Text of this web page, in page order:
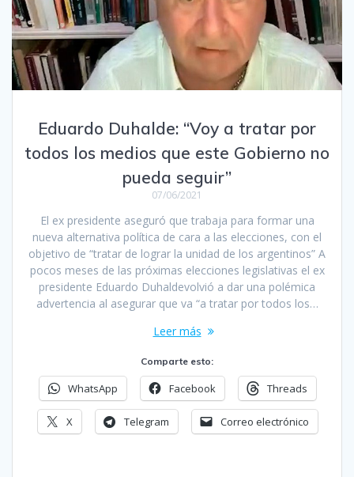
Eduardo Duhalde: “Voy a tratar por
todos los medios que este Gobierno no
pueda seguir”
07/06/2021
El ex presidente aseguró que trabaja para formar una
nueva alternativa política de cara a las elecciones, con el
objetivo de “tratar de lograr la unidad de los argentinos” A
pocos meses de las próximas elecciones legislativas el ex
presidente Eduardo Duhaldevolvió a dar una polémica
advertencia al asegurar que va “a tratar por todos los…
Leer más
Comparte esto:
WhatsApp Facebook Threads
X Telegram Correo electrónico